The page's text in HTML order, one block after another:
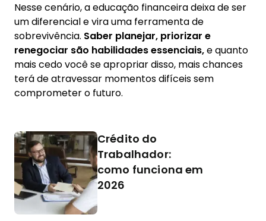
Nesse cenário, a educação financeira deixa de ser
um diferencial e vira uma ferramenta de
sobrevivência. Saber planejar, priorizar e
renegociar são habilidades essenciais,e quanto
mais cedo você se apropriar disso, mais chances
terá de atravessar momentos difíceis sem
comprometer o futuro.
Crédito do
Trabalhador:
como funciona em
2026